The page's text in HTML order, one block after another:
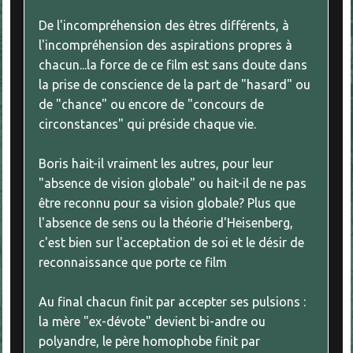
De l'incompréhension des êtres différents, à
l'incompréhension des aspirations propres à
chacun...la force de ce film est sans doute dans
la prise de conscience de la part de "hasard" ou
de "chance" ou encore de "concours de
circonstances" qui préside chaque vie.
Boris hait-il vraiment les autres, pour leur
"absence de vision globale" ou hait-il de ne pas
être reconnu pour sa vision globale? Plus que
l'absence de sens ou la théorie d'Heisenberg,
c'est bien sur l'acceptation de soi et le désir de
reconnaissance que porte ce film
Au final chacun finit par accepter ses pulsions :
la mère "ex-dévote" devient bi-andre ou
polyandre, le père homophobe finit par